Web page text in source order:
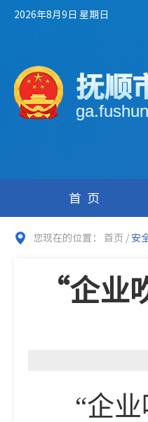
2026年8月9日 星期日
抚顺
首页
您现在的位置： 首页 / 安
“企业
“企